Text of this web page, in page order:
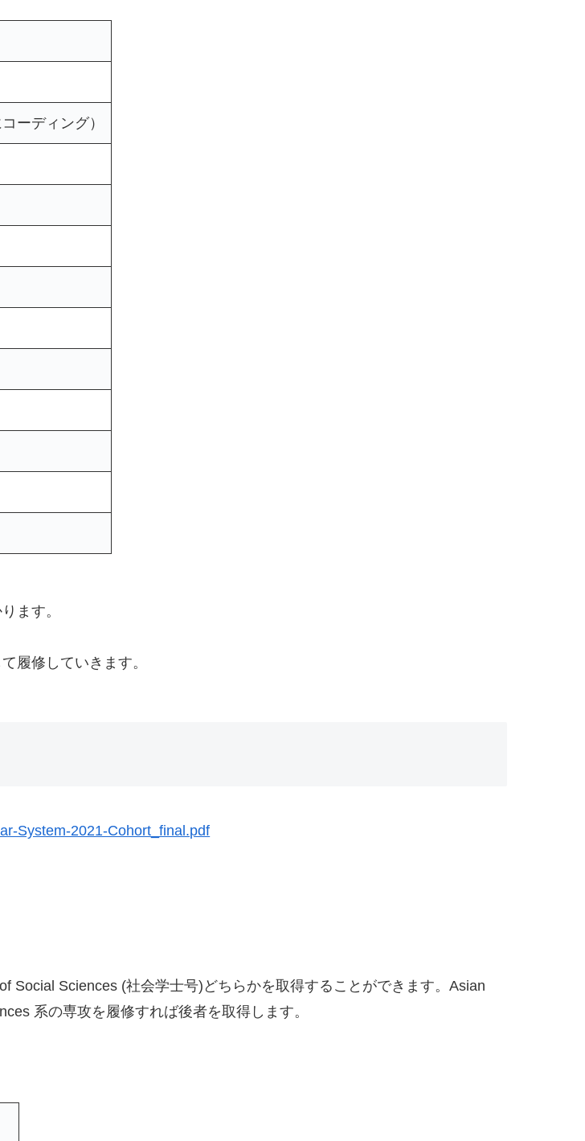
ーディング）
ます。
履修していきます。
System-2021-Cohort_final.pdf
Social Sciences (社会学士号)どちらかを取得することができます。Asian
系の専攻を履修すれば後者を取得します。